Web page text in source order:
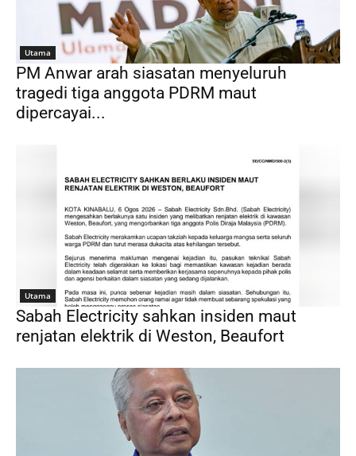
Utama
PM Anwar arah siasatan menyeluruh
tragedi tiga anggota PDRM maut
dipercayai...
Utama
Sabah Electricity sahkan insiden maut
renjatan elektrik di Weston, Beaufort